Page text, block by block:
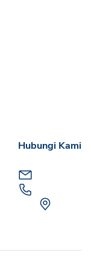
Hubungi Kami